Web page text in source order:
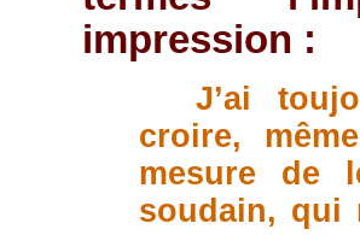
impression :
J’ai
croire,
mesure de
soudain, qui